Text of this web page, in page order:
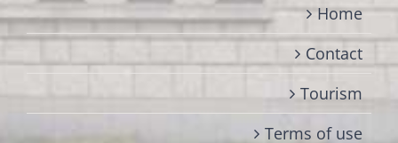
Home
Contact
Tourism
Terms of use